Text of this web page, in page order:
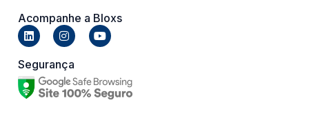
Acompanhe a Bloxs
Segurança